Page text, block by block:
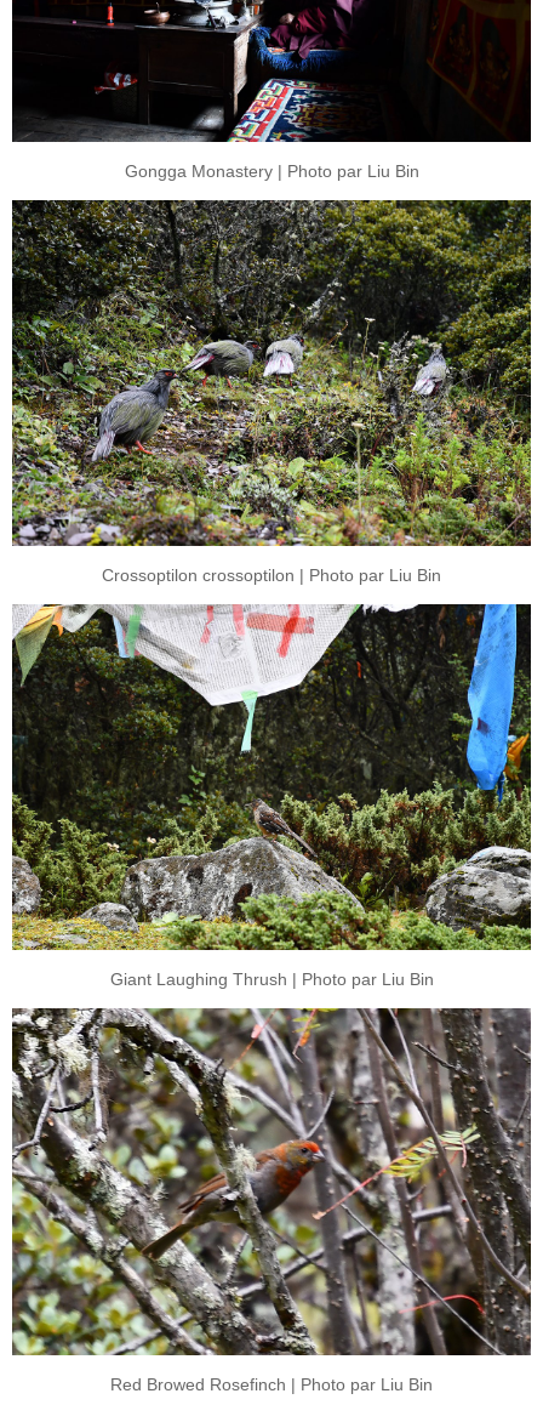
Gongga Monastery | Photo par Liu Bin
Crossoptilon crossoptilon | Photo par Liu Bin
Giant Laughing Thrush | Photo par Liu Bin
Red Browed Rosefinch | Photo par Liu Bin